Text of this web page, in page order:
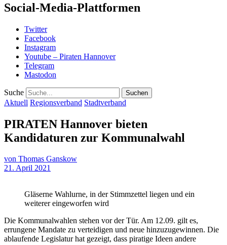
Social-Media-Plattformen
Twitter
Facebook
Instagram
Youtube – Piraten Hannover
Telegram
Mastodon
Suche
Aktuell Regionsverband Stadtverband
PIRATEN Hannover bieten
Kandidaturen zur Kommunalwahl
von Thomas Ganskow
21. April 2021
Gläserne Wahlurne, in der Stimmzettel liegen und ein
weiterer eingeworfen wird
Die Kommunalwahlen stehen vor der Tür. Am 12.09. gilt es,
errungene Mandate zu verteidigen und neue hinzuzugewinnen. Die
ablaufende Legislatur hat gezeigt, dass piratige Ideen andere